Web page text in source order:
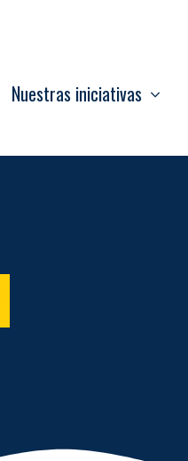
Nuestras iniciativas